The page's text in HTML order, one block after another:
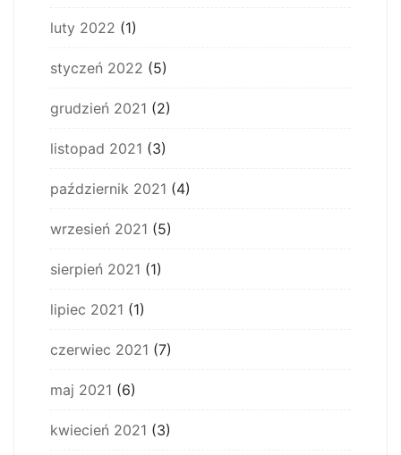
luty 2022 (1)
styczeń 2022 (5)
grudzień 2021 (2)
listopad 2021 (3)
październik 2021 (4)
wrzesień 2021 (5)
sierpień 2021 (1)
lipiec 2021 (1)
czerwiec 2021 (7)
maj 2021 (6)
kwiecień 2021 (3)